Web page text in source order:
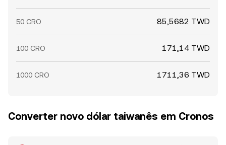
50 CRO 85,5682 TWD
100 CRO 171,14 TWD
1000 CRO 1711,36 TWD
Converter novo dólar taiwanês em Cronos